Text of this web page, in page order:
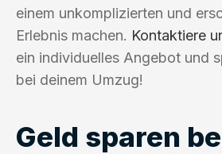
einem unkomplizierten und
Erlebnis machen. Kontaktiere
ein individuelles Angebot und
bei deinem Umzug!
Geld sparen